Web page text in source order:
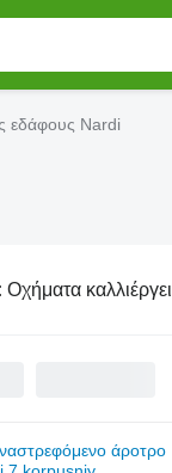
εδάφους Nardi
Οχήματα